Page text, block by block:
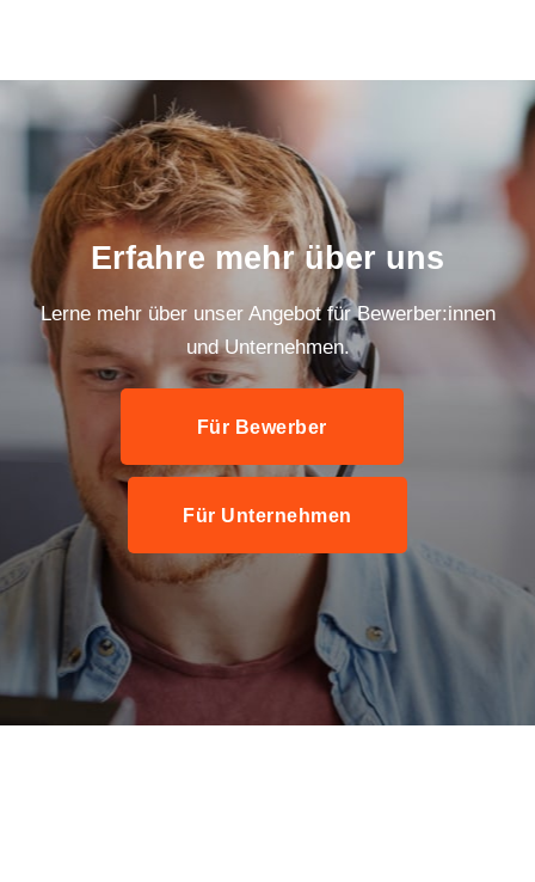
Erfahre mehr über uns
Lerne mehr über unser Angebot für Bewerber:innen
und Unternehmen.
Für Bewerber
Für Unternehmen